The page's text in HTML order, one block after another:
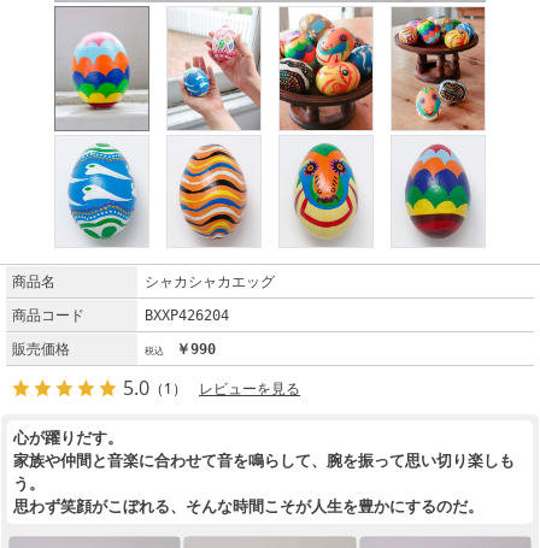
商品名
シャカシャカエッグ
商品コード
BXXP426204
販売価格
￥990
5.0 （1） レビューを見る
心が躍りだす。
家族や仲間と音楽に合わせて音を鳴らして、腕を振って思い切り楽しも
う。
思わず笑顔がこぼれる、そんな時間こそが人生を豊かにするのだ。